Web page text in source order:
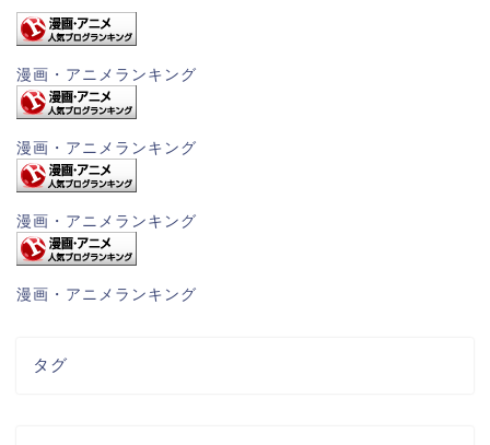
漫画・アニメランキング
漫画・アニメランキング
漫画・アニメランキング
漫画・アニメランキング
タグ